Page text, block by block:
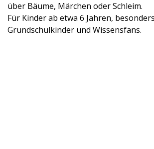
über Bäume, Märchen oder Schleim.
Für Kinder ab etwa 6 Jahren, besonders
Grundschulkinder und Wissensfans.